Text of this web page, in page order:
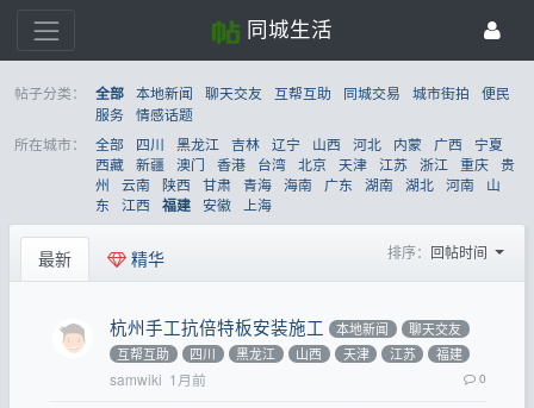
同城生活
帖子分类： 全部 本地新闻 聊天交友 互帮互助 同城交易 城市街拍
便民
服务 情感话题
所在城市：
全部 四川 黑龙江 吉林 辽宁 山西 河北 内蒙 广西 宁夏
西藏 新疆 澳门 香港 台湾 北京 天津 江苏 浙江 重庆 贵
州
云南 陕西 甘肃 青海 海南 广东 湖南 湖北 河南
山
东
江西 福建 安徽 上海
最新 精华 排序： 回帖时间
杭州手工抗倍特板安装施工 本地新闻
聊天交友
互帮互助
四川 黑龙江 山西 天津 江苏 福建
samwiki 1月前 0